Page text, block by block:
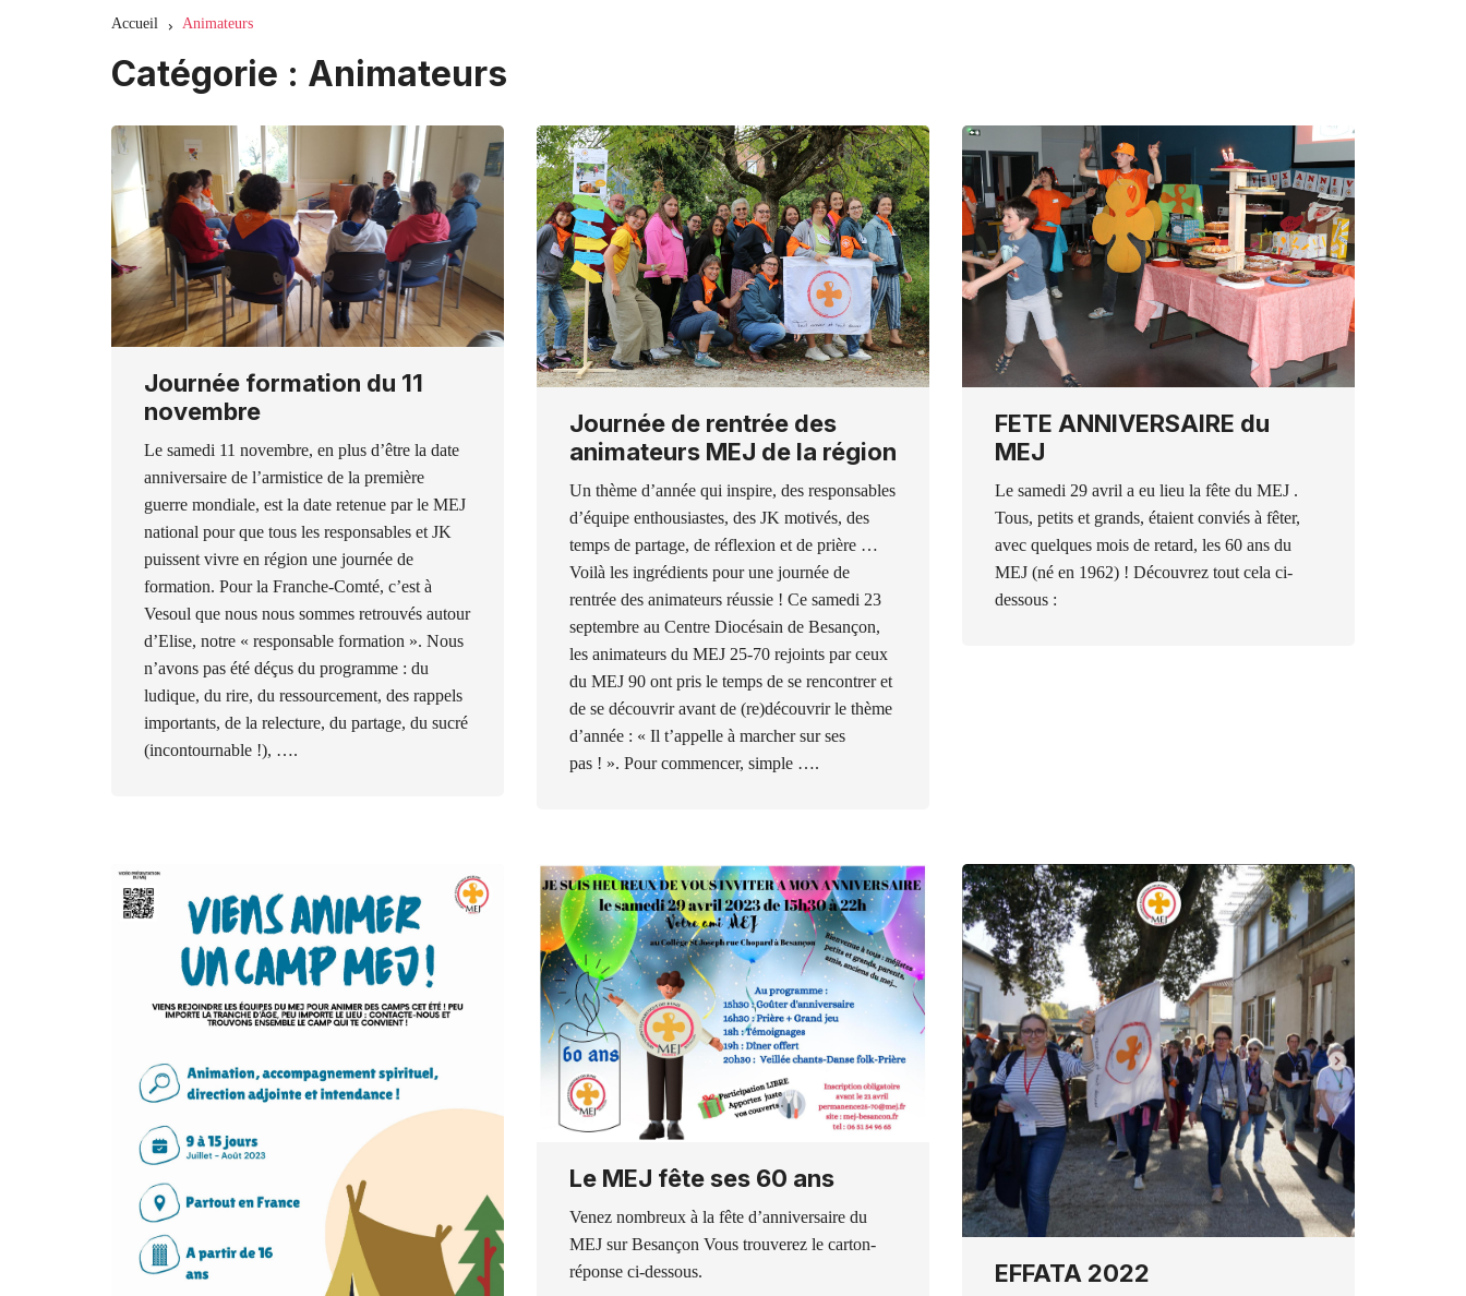
Accueil Animateurs
Catégorie : Animateurs
Journée formation du 11
novembre
Le samedi 11 novembre, en plus d’être la date
anniversaire de l’armistice de la première
guerre mondiale, est la date retenue par le MEJ
national pour que tous les responsables et JK
puissent vivre en région une journée de
formation. Pour la Franche-Comté, c’est à
Vesoul que nous nous sommes retrouvés autour
d’Elise, notre « responsable formation ». Nous
n’avons pas été déçus du programme : du
ludique, du rire, du ressourcement, des rappels
importants, de la relecture, du partage, du sucré
(incontournable !), ….
Journée de rentrée des
animateurs MEJ de la région
Un thème d’année qui inspire, des responsables
d’équipe enthousiastes, des JK motivés, des
temps de partage, de réflexion et de prière …
Voilà les ingrédients pour une journée de
rentrée des animateurs réussie ! Ce samedi 23
septembre au Centre Diocésain de Besançon,
les animateurs du MEJ 25-70 rejoints par ceux
du MEJ 90 ont pris le temps de se rencontrer et
de se découvrir avant de (re)découvrir le thème
d’année : « Il t’appelle à marcher sur ses
pas ! ». Pour commencer, simple ….
FETE ANNIVERSAIRE du
MEJ
Le samedi 29 avril a eu lieu la fête du MEJ .
Tous, petits et grands, étaient conviés à fêter,
avec quelques mois de retard, les 60 ans du
MEJ (né en 1962) ! Découvrez tout cela ci-
dessous :
Le MEJ fête ses 60 ans
Venez nombreux à la fête d’anniversaire du
MEJ sur Besançon Vous trouverez le carton-
réponse ci-dessous.
EFFATA 2022